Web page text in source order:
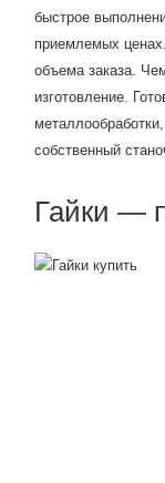
быстрое
приемлемых
объема заказа.
изготовление.
собственный
Гайки —